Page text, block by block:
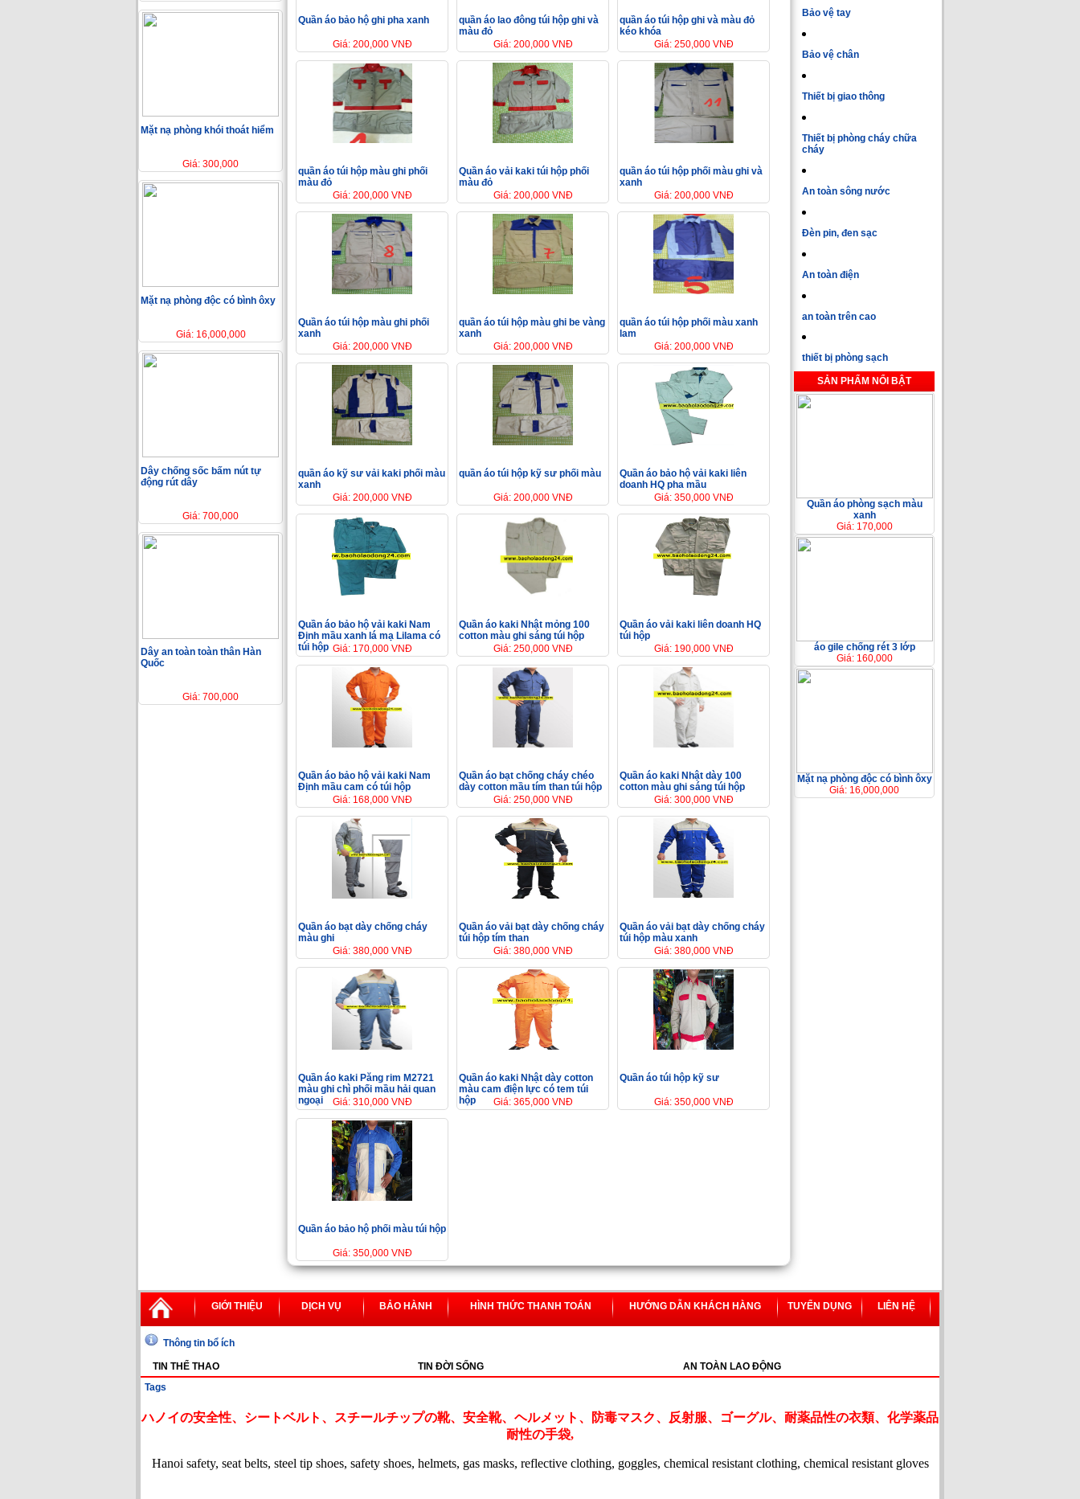
Mặt nạ phòng khói thoát hiểm
Giá: 300,000
Mặt nạ phòng độc có bình ôxy
Giá: 16,000,000
Dây chống sốc bấm nút tự
động rút dây
Giá: 700,000
Dây an toàn toàn thân Hàn
Quốc
Giá: 700,000
Quần áo bảo hộ ghi pha xanh
Giá: 200,000 VNĐ
quần áo lao đông túi hộp ghi và
màu đỏ
Giá: 200,000 VNĐ
quần áo túi hộp ghi và màu đỏ
kéo khóa
Giá: 250,000 VNĐ
quần áo túi hộp màu ghi phối
màu đỏ
Giá: 200,000 VNĐ
Quần áo vải kaki túi hộp phối
màu đỏ
Giá: 200,000 VNĐ
quần áo túi hộp phối màu ghi và
xanh
Giá: 200,000 VNĐ
Quần áo túi hộp màu ghi phối
xanh
Giá: 200,000 VNĐ
quần áo túi hộp màu ghi be vàng
xanh
Giá: 200,000 VNĐ
quần áo túi hộp phối màu xanh
lam
Giá: 200,000 VNĐ
quần áo kỹ sư vải kaki phối màu
xanh
Giá: 200,000 VNĐ
quần áo túi hộp kỹ sư phối màu
Giá: 200,000 VNĐ
Quần áo bảo hộ vải kaki liên
doanh HQ pha mầu
Giá: 350,000 VNĐ
Quần áo bảo hộ vải kaki Nam
Định mầu xanh lá mạ Lilama có
túi hộp Giá: 170,000 VNĐ
Quần áo kaki Nhật mỏng 100
cotton màu ghi sáng túi hộp
Giá: 250,000 VNĐ
Quần áo vải kaki liên doanh HQ
túi hộp
Giá: 190,000 VNĐ
Quần áo bảo hộ vải kaki Nam
Định mầu cam có túi hộp
Giá: 168,000 VNĐ
Quần áo bạt chống cháy chéo
dày cotton mầu tím than túi hộp
Giá: 250,000 VNĐ
Quần áo kaki Nhật dày 100
cotton màu ghi sáng túi hộp
Giá: 300,000 VNĐ
Quần áo bạt dày chống cháy
màu ghi
Giá: 380,000 VNĐ
Quần áo vải bạt dày chống cháy
túi hộp tím than
Giá: 380,000 VNĐ
Quần áo vải bạt dày chống cháy
túi hộp màu xanh
Giá: 380,000 VNĐ
Quần áo kaki Păng rim M2721
màu ghi chì phối mầu hải quan
ngoại
Giá: 310,000 VNĐ
Quần áo kaki Nhật dày cotton
màu cam điện lực có tem túi
hộp
Giá: 365,000 VNĐ
Quần áo túi hộp kỹ sư
Giá: 350,000 VNĐ
Quần áo bảo hộ phối màu túi hộp
Giá: 350,000 VNĐ
Bảo vệ tay
Bảo vệ chân
Thiết bị giao thông
Thiết bị phòng cháy chữa
cháy
An toàn sông nước
Đèn pin, đen sạc
An toàn điện
an toàn trên cao
thiết bị phòng sạch
SẢN PHẨM NỔI BẬT
Quần áo phòng sạch màu
xanh
Giá: 170,000
áo gile chống rét 3 lớp
Giá: 160,000
Mặt nạ phòng độc có bình ôxy
Giá: 16,000,000
GIỚI THIỆU DỊCH VỤ BẢO HÀNH HÌNH THỨC THANH TOÁN HƯỚNG DẪN KHÁCH HÀNG TUYỂN DỤNG LIÊN HỆ
Thông tin bổ ích
TIN THỂ THAO TIN ĐỜI SỐNG
AN TOÀN LAO ĐỘNG
Tags
ハノイの安全性、シートベルト、スチールチップの靴、安全靴、ヘルメット、防毒マスク、反射服、ゴーグル、耐薬品性の衣類、化学薬品
耐性の手袋,
Hanoi safety, seat belts, steel tip shoes, safety shoes, helmets, gas masks, reflective clothing, goggles, chemical resistant clothing, chemical resistant gloves